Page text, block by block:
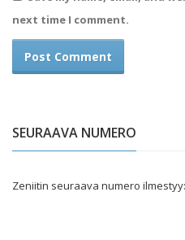
next time I comment.
SEURAAVA NUMERO
Zeniitin seuraava numero